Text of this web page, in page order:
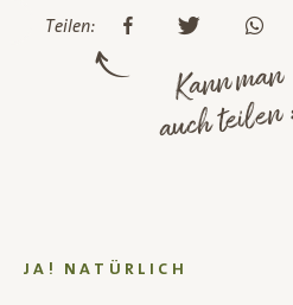
Teilen:
Kann man
auch
JA! NATÜRLICH